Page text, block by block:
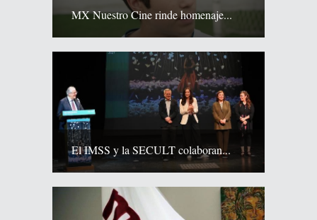
MX Nuestro Cine rinde homenaje...
El IMSS y la SECULT colaboran...